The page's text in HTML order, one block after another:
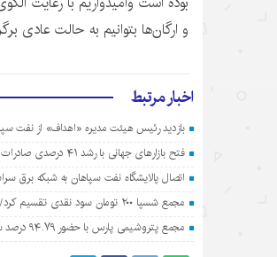
و ارگان‌ها بتوانیم به حالت عادی
اخبار مرتبط
بازدید رئیس هیئت مدیره «اهداف» از نفت
فتح بازارهای جهانی با رشد ۴۱ درصدی صادرات؛ نفت سپاهان ۹۰ میلیون دلار ارزآوری کرد
اتصال پالایشگاه نفت سپاهان به شبکه برق
مجمع شسپا ۲۰۰ تومان سود نقدی تقسیم کرد/ شگفتی سهامداران از رشد ۷۹۴ درصدی سود نفت سپاهان
مجمع پتروشیمی پارس با حضور ۹۴.۷۹ درصد سهامداران برگزار شد؛ تصویب سود ۴۴۰ ریالی برای هر سهم